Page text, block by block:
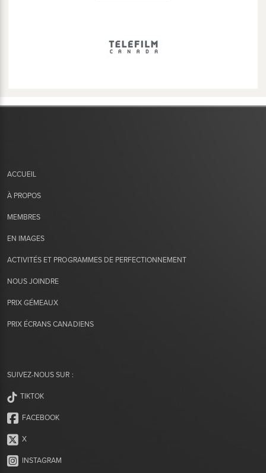
ACCUEIL
À PROPOS
MEMBRES
EN IMAGES
ACTIVITÉS ET PROGRAMMES DE PERFECTIONNEMENT
NOUS JOINDRE
PRIX GÉMEAUX
PRIX ÉCRANS CANADIENS
SUIVEZ-NOUS SUR :
TIKTOK
FACEBOOK
X
INSTAGRAM